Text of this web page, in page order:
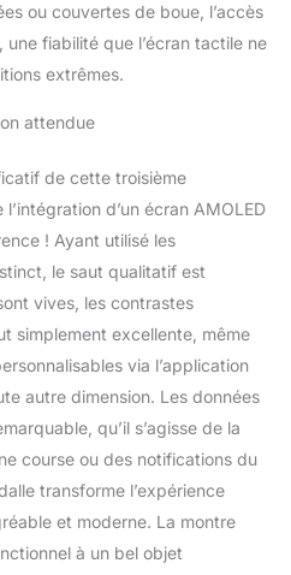
santé : la fréquence
cardiaque, rapport
matinal, statut VFC,
Body Battery, le niveau
connectées : Garmin Pay,
suivi des appels et SMS,
météo, Connect IQ ,
détection d’incident et
assistance…
ou couvertes de boue, l’accès
fiabilité que l’écran tactile ne
extrêmes.
attendue
de cette troisième
d’un écran AMOLED
! Ayant utilisé les
le saut qualitatif est
vives, les contrastes
simplement excellente, même
via l’application
autre dimension. Les données
qu’il s’agisse de la
course ou des notifications du
transforme l’expérience
et moderne. La montre
à un bel objet